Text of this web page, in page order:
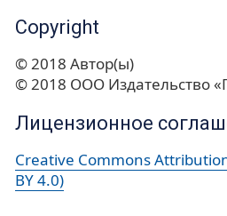
Copyright
© 2018 Автор(ы)
© 2018 ООО Издательство
Лицензионное
Creative Commons
BY 4.0)